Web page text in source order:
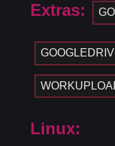
Extras:
Linux: